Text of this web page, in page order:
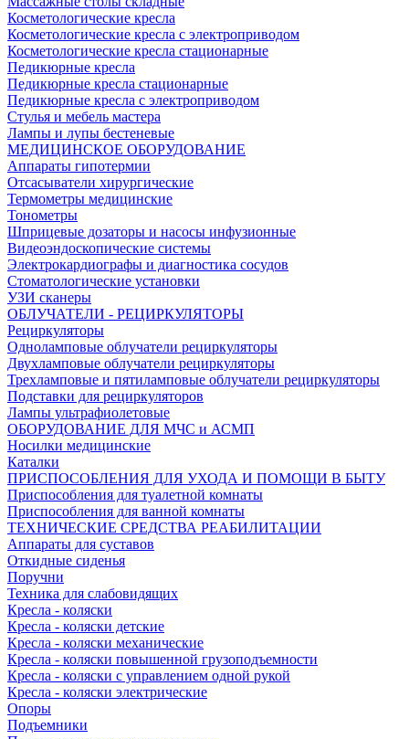
Косметологические кресла
Косметологические кресла с электроприводом
Косметологические кресла стационарные
Педикюрные кресла
Педикюрные кресла стационарные
Педикюрные кресла с электроприводом
Стулья и мебель мастера
Лампы и лупы бестеневые
МЕДИЦИНСКОЕ ОБОРУДОВАНИЕ
Аппараты гипотермии
Отсасыватели хирургические
Термометры медицинские
Тонометры
Шприцевые дозаторы и насосы инфузионные
Видеоэндоскопические системы
Электрокардиографы и диагностика сосудов
Стоматологические установки
УЗИ сканеры
ОБЛУЧАТЕЛИ - РЕЦИРКУЛЯТОРЫ
Рециркуляторы
Одноламповые облучатели рециркуляторы
Двухламповые облучатели рециркуляторы
Трехламповые и пятиламповые облучатели рециркуляторы
Подставки для рециркуляторов
Лампы ультрафиолетовые
ОБОРУДОВАНИЕ ДЛЯ МЧС и АСМП
Носилки медицинские
Каталки
ПРИСПОСОБЛЕНИЯ ДЛЯ УХОДА И ПОМОЩИ В БЫТУ
Приспособления для туалетной комнаты
Приспособления для ванной комнаты
ТЕХНИЧЕСКИЕ СРЕДСТВА РЕАБИЛИТАЦИИ
Аппараты для суставов
Откидные сиденья
Поручни
Техника для слабовидящих
Кресла - коляски
Кресла - коляски детские
Кресла - коляски механические
Кресла - коляски повышенной грузоподъемности
Кресла - коляски с управлением одной рукой
Кресла - коляски электрические
Опоры
Подъемники